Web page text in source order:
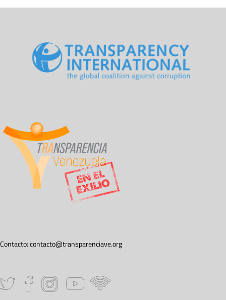
Contacto:contacto@transparenciave.org